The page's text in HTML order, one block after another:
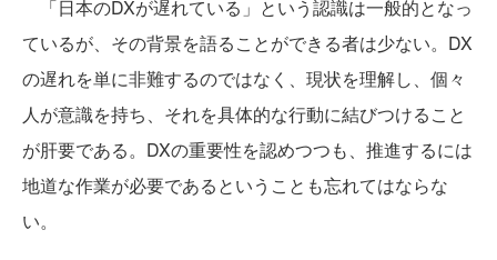
「日本のDXが遅れている」という認識は一般的となっ
ているが、その背景を語ることができる者は少ない。DX
の遅れを単に非難するのではなく、現状を理解し、個々
人が意識を持ち、それを具体的な行動に結びつけること
が肝要である。DXの重要性を認めつつも、推進するには
地道な作業が必要であるということも忘れてはならな
い。